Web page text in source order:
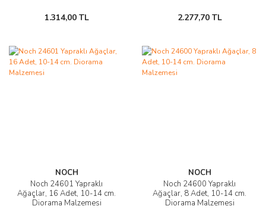
1.314,00 TL 2.277,70 TL
NOCH
Noch 24601 Yapraklı
Ağaçlar, 16 Adet, 10-14 cm.
Diorama Malzemesi
NOCH
Noch 24600 Yapraklı
Ağaçlar, 8 Adet, 10-14 cm.
Diorama Malzemesi